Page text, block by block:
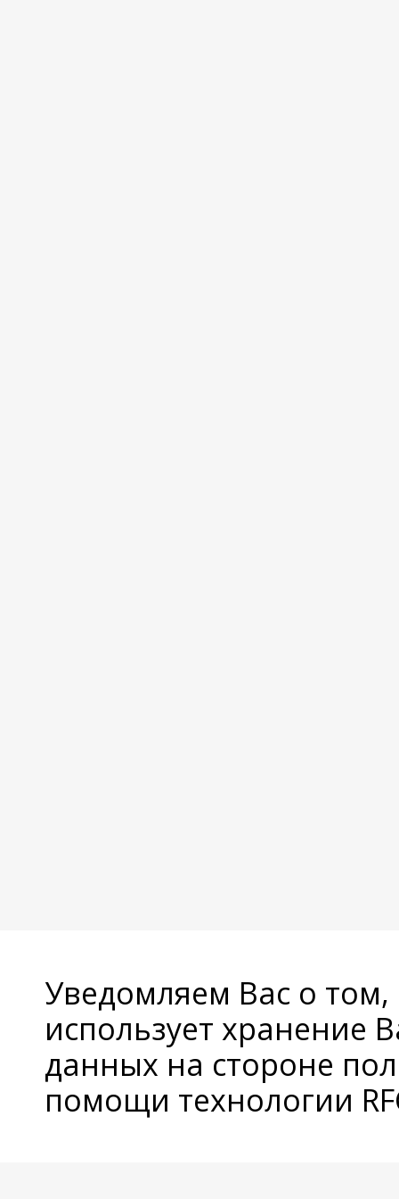
Уведомляем Вас о
использует хранение
данных на стороне
помощи технологии